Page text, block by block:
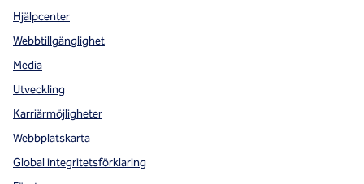
Hjälpcenter
Webbtillgänglighet
Media
Utveckling
Karriärmöjligheter
Webbplatskarta
Global integritetsförklaring